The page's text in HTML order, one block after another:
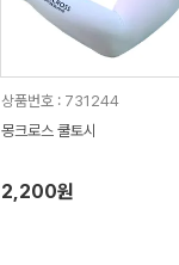
상품번호 : 731244
몽크로스 쿨토시
2,200원